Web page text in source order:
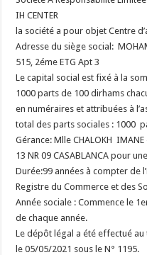
IH CENTER
la société a pour objet Centre
Adresse du siège social:
515, 2éme ETG Apt 3
Le capital social est fixé à la
1000 parts de 100 dirhams
en numéraires et attribuées à
total des parts sociales : 1000
Gérance: Mlle CHALOKH
13 NR 09 CASABLANCA pour
Durée:99 années à compter de
Registre du Commerce et des
Année sociale : Commence le
de chaque année.
Le dépôt légal a été effectué au
le 05/05/2021 sous le N° 1195.